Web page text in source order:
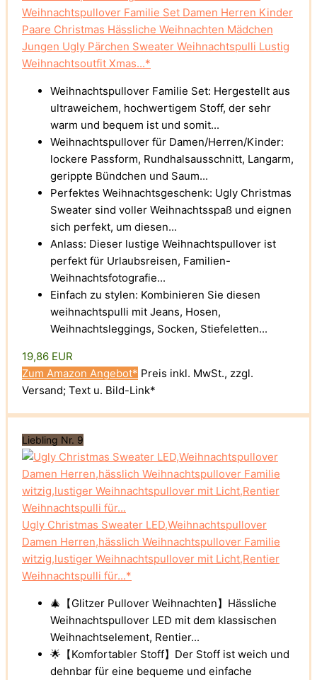
Weihnachtspullover Familie Set Damen Herren Kinder
Paare Christmas Hässliche Weihnachten Mädchen
Jungen Ugly Pärchen Sweater Weihnachtspulli Lustig
Weihnachtsoutfit Xmas...*
Weihnachtspullover Familie Set: Hergestellt aus
ultraweichem, hochwertigem Stoff, der sehr
warm und bequem ist und somit...
Weihnachtspullover für Damen/Herren/Kinder:
lockere Passform, Rundhalsausschnitt, Langarm,
gerippte Bündchen und Saum...
Perfektes Weihnachtsgeschenk: Ugly Christmas
Sweater sind voller Weihnachtsspaß und eignen
sich perfekt, um diesen...
Anlass: Dieser lustige Weihnachtspullover ist
perfekt für Urlaubsreisen, Familien-
Weihnachtsfotografie...
Einfach zu stylen: Kombinieren Sie diesen
weihnachtspulli mit Jeans, Hosen,
Weihnachtsleggings, Socken, Stiefeletten...
19,86 EUR
Zum Amazon Angebot* Preis inkl. MwSt., zzgl.
Versand; Text u. Bild-Link*
Liebling Nr. 9
Ugly Christmas Sweater LED,Weihnachtspullover
Damen Herren,hässlich Weihnachtspullover Familie
witzig,lustiger Weihnachtspullover mit Licht,Rentier
Weihnachtspulli für...*
🎄【Glitzer Pullover Weihnachten】Hässliche
Weihnachtspullover LED mit dem klassischen
Weihnachtselement, Rentier...
🌟【Komfortabler Stoff】Der Stoff ist weich und
dehnbar für eine bequeme und einfache